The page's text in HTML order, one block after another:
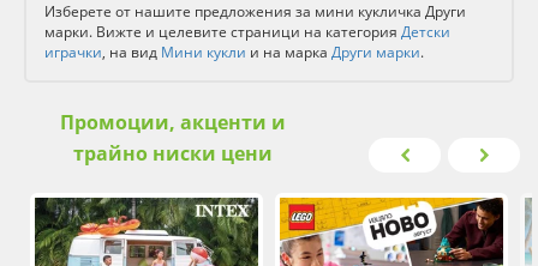
Изберете от нашите предложения за мини кукличка Други
марки. Вижте и целевите страници на категория Детски
играчки, на вид Мини кукли и на марка Други марки.
Промоции, акценти и
трайно ниски цени